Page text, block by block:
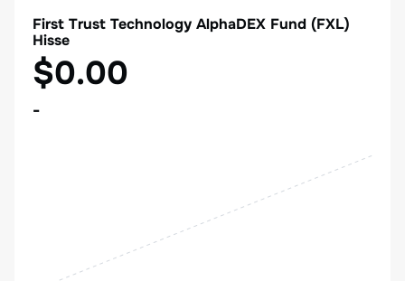
First Trust Technology AlphaDEX Fund (FXL)
Hisse
$0.00
-